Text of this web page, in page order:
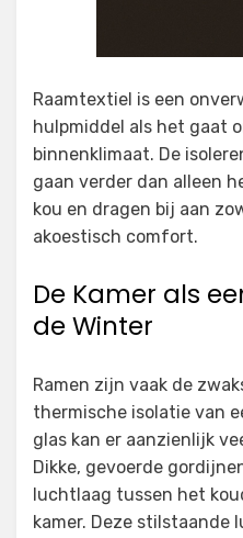
Raamtextiel is een
hulpmiddel als het gaat
binnenklimaat. De
gaan verder dan alleen
kou en dragen bij aan
akoestisch comfort.
De Kamer als
de Winter
Ramen zijn vaak de
thermische isolatie van
glas kan er aanzienlijk
Dikke, gevoerde
luchtlaag tussen het
kamer. Deze stilstaande